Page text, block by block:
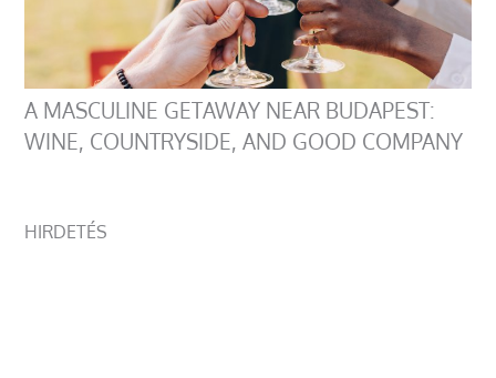
A MASCULINE GETAWAY NEAR BUDAPEST:
WINE, COUNTRYSIDE, AND GOOD COMPANY
HIRDETÉS